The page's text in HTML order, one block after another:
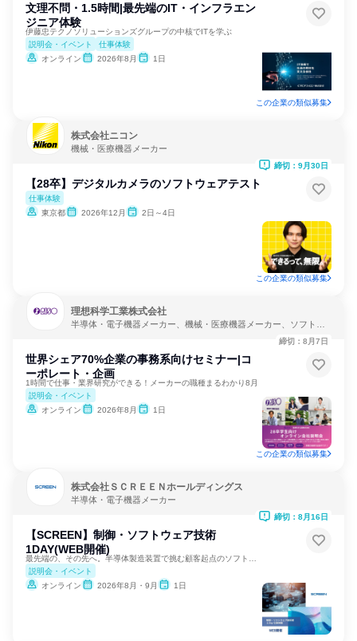
文理不問・1.5時間|最先端のIT・インフラエン
ジニア体験
伊藤忠テクノソリューションズグループの中核でITを学ぶ
説明会・イベント
仕事体験
オンライン
2026年8月 1日
この企業の類似募集
株式会社ニコン
機械・医療機器メーカー
【28卒】デジタルカメラのソフトウェアテスト
仕事体験
東京都
2026年12月 2日～4日
締切：9月30日
この企業の類似募集
理想科学工業株式会社
半導体・電子機器メーカー、機械・医療機器メーカー、ソフトウ
世界シェア70%企業の事務系向けセミナー|コ
ーポレート・企画
1時間で仕事・業界研究ができる！メーカーの職種まるわかり8月
説明会・イベント
オンライン
2026年8月 1日
締切：8月7日
この企業の類似募集
株式会社ＳＣＲＥＥＮホールディングス
半導体・電子機器メーカー
【SCREEN】制御・ソフトウェア技術
1DAY(WEB開催)
説明会・イベント
オンライン
2026年8月・9月 1日
締切：8月16日